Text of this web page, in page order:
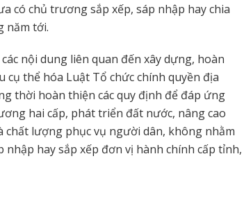
có chủ trương sắp xếp, sáp nhập hay chia
năm tới.
nội dung liên quan đến xây dựng, hoàn
cụ thể hóa Luật Tổ chức chính quyền địa
thời hoàn thiện các quy định để đáp ứng
hai cấp, phát triển đất nước, nâng cao
chất lượng phục vụ người dân, không nhằm
hay sắp xếp đơn vị hành chính cấp tỉnh,